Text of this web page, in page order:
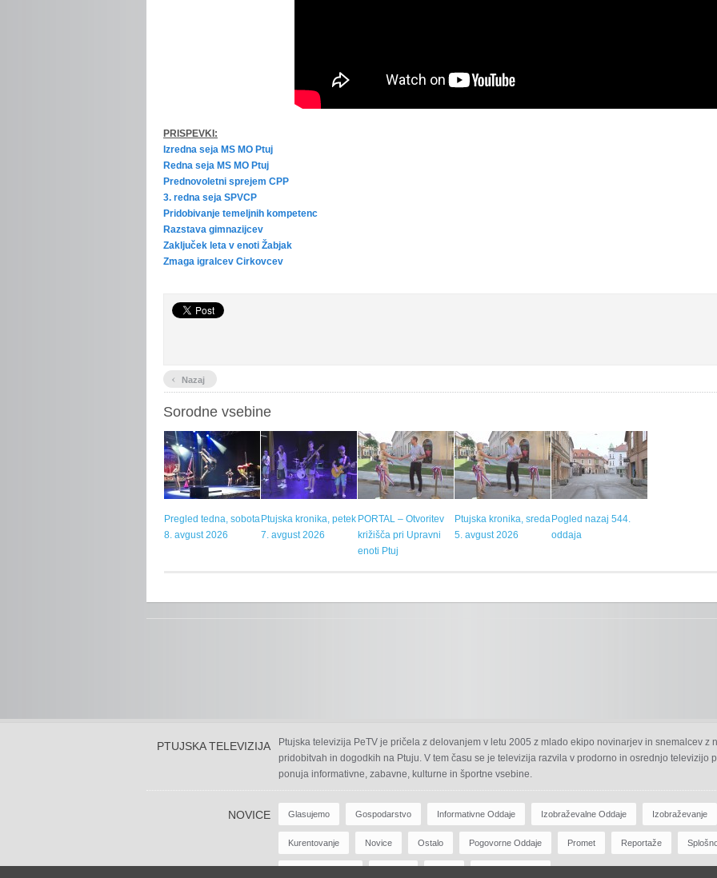
PRISPEVKI:
Izredna seja MS MO Ptuj
Redna seja MS MO Ptuj
Prednovoletni sprejem CPP
3. redna seja SPVCP
Pridobivanje temeljnih kompetenc
Razstava gimnazijcev
Zaključek leta v enoti Žabjak
Zmaga igralcev Cirkovcev
‹ Nazaj
Sorodne vsebine
Pregled tedna, sobota
8. avgust 2026
Ptujska kronika, petek
7. avgust 2026
PORTAL – Otvoritev
križišča pri Upravni
enoti Ptuj
Ptujska kronika, sreda
5. avgust 2026
Pogled nazaj 544.
oddaja
PTUJSKA TELEVIZIJA
Ptujska televizija PeTV je pričela z delovanjem v letu 2005 z mlado ekipo novinarjev in snemalcev z
pridobitvah in dogodkih na Ptuju. V tem času se je televizija razvila v prodorno in osrednjo televizijo
ponuja informativne, zabavne, kulturne in športne vsebine.
NOVICE Glasujemo Gospodarstvo Informativne Oddaje Izobraževalne Oddaje Izobraževanje
Kurentovanje Novice Ostalo Pogovorne Oddaje Promet Reportaže